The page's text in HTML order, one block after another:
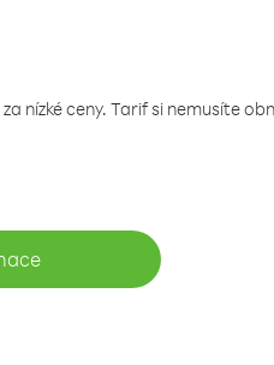
nízké ceny. Tarif si nemusíte